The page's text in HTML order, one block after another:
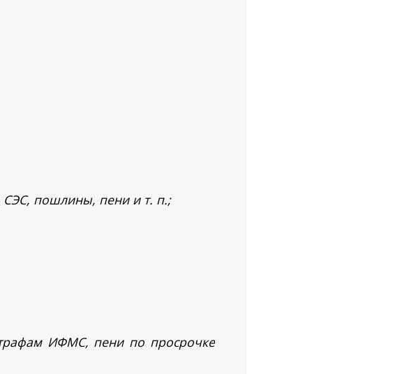
СЭС, пошлины, пени и т. п.;
ИФМС, пени по просрочке